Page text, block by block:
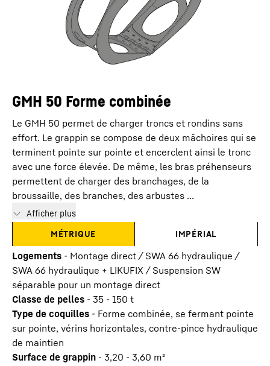
GMH 50 Forme combinée
Le GMH 50 permet de charger troncs et rondins sans
effort. Le grappin se compose de deux mâchoires qui se
terminent pointe sur pointe et encerclent ainsi le tronc
avec une force élevée. De même, les bras préhenseurs
permettent de charger des branchages, de la
broussaille, des branches, des arbustes ...
Afficher plus
MÉTRIQUE
IMPÉRIAL
Logements - Montage direct / SWA 66 hydraulique /
SWA 66 hydraulique + LIKUFIX / Suspension SW
séparable pour un montage direct
Classe de pelles - 35 - 150 t
Type de coquilles - Forme combinée, se fermant pointe
sur pointe, vérins horizontales, contre-pince hydraulique
de maintien
Surface de grappin - 3,20 - 3,60 m²